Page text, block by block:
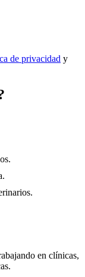
de privacidad y
en clínicas,